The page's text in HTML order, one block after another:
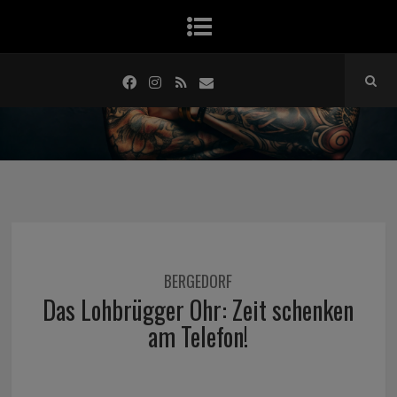
BERGEDORF
Das Lohbrügger Ohr: Zeit schenken
am Telefon!